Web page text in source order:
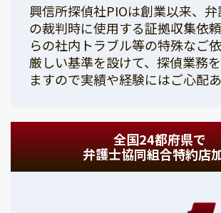
興信所探偵社PIOは創業以来、
の裁判時に使用する証拠収集依
らの社内トラブル等の特殊なご
厳しい基準を設けて、探偵業務
ますので実績や経験にはご心配あ
全国24都府県で
弁護士協同組合特約店